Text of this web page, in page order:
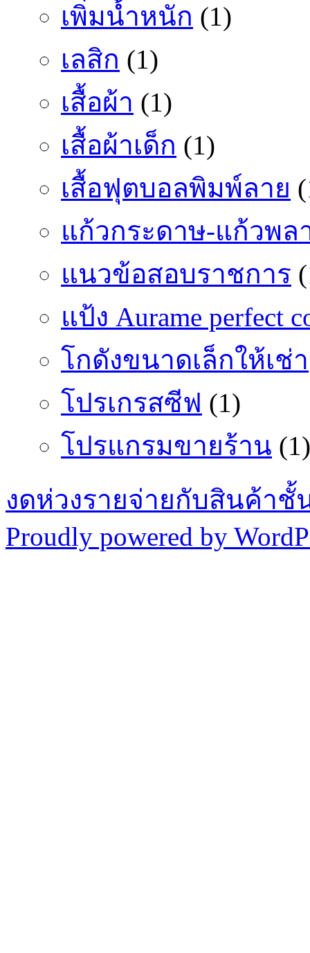
เพิ่มน้ำหนัก (1)
เลสิก (1)
เสื้อผ้า (1)
เสื้อผ้าเด็ก (1)
เสื้อฟุตบอลพิมพ์ลาย
แก้วกระดาษ-แก้วพล
แนวข้อสอบราชการ
แป้ง Aurame perfect
โกดังขนาดเล็กให้เช่า
โปรเกรสซีฟ (1)
โปรแกรมขายร้าน (1)
งดห่วงรายจ่ายกับสินค้า
Proudly powered by